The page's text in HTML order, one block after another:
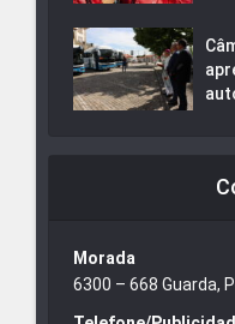
Morada
6300 – 668 Guarda,